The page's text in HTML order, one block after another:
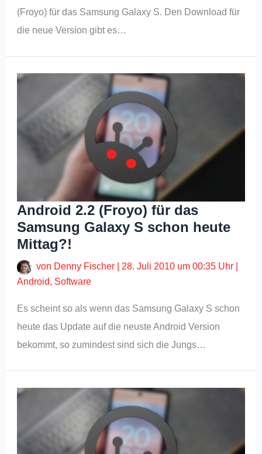
(Froyo) für das Samsung Galaxy S. Den Download für
die neue Version gibt es…
Android 2.2 (Froyo) für das
Samsung Galaxy S schon heute
Mittag?!
von Denny Fischer 28. Juli 2010 um 00:35 Uhr
Android, Software
Es scheint so als wenn das Samsung Galaxy S schon
heute das Update auf die neuste Android Version
bekommt, so zumindest sind sich die Jungs…